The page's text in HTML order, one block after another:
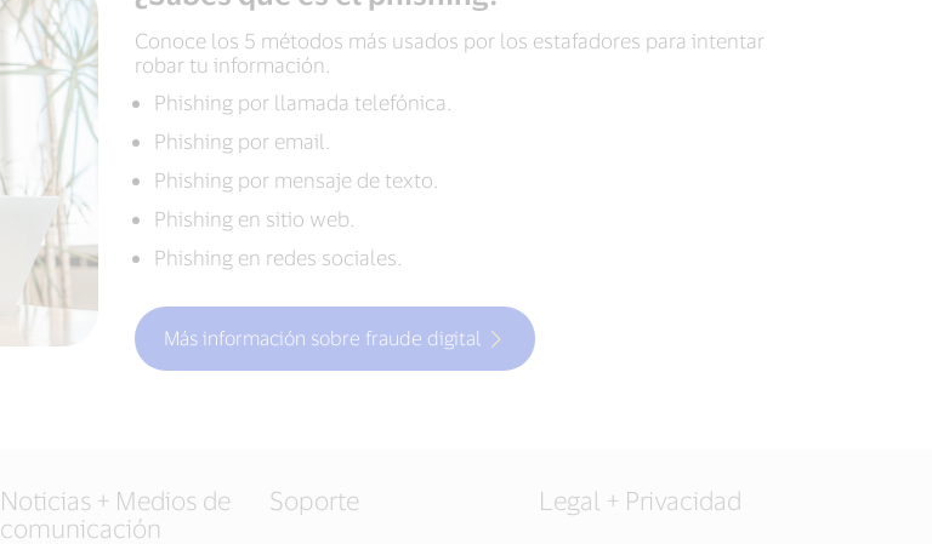
Conoce los 5 métodos más usados por los estafadores para intentar
robar tu información.
Phishing por llamada telefónica.
Phishing por email.
Phishing por mensaje de texto.
Phishing en sitio web.
Phishing en redes sociales.
Más información sobre fraude digital
Noticias + Medios de
comunicación
Soporte Legal + Privacidad